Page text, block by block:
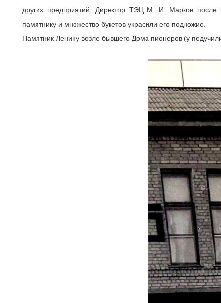
других предприятий. Директор ТЭЦ М. И. Марков после
памятнику и множество букетов украсили его подножие.
Памятник Ленину возле бывшего Дома пионеров (у